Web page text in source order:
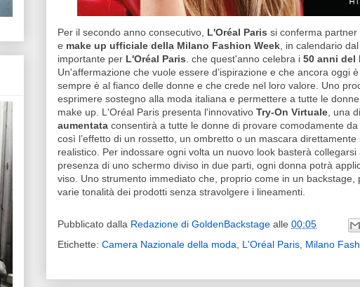
Per il secondo anno consecutivo, L'Oréal Paris si conferma partner
e make up ufficiale della Milano Fashion Week , in calendario
importante per L'Oréal Paris . che quest'anno celebra i 50 anni del
Un'affermazione che vuole essere d’ispirazione e che ancora oggi
sempre è al fianco delle donne e che crede nel loro valore. Uno
esprimere sostegno alla moda italiana e permettere a tutte le
make up. L'Oréal Paris presenta l'innovativo Try-On Virtuale , una
aumentata consentirà a tutte le donne di provare comodamente
così l’effetto di un rossetto, un ombretto o un mascara
realistico. Per indossare ogni volta un nuovo look basterà
presenza di uno schermo diviso in due parti, ogni donna potrà
viso. Uno strumento immediato che, proprio come in un
varie tonalità dei prodotti senza stravolgere i lineamenti.
Pubblicato dalla Redazione di GoldenBackstage alle 00:05
Etichette: Camera Nazionale della moda L'Oréal Paris Milano